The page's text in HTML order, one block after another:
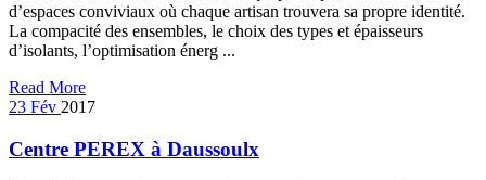
d’espaces conviviaux où chaque artisan trouvera sa propre identité.
La compacité des ensembles, le choix des types et épaisseurs
d’isolants, l’optimisation énerg ...
Read More
23 Fév 2017
Centre PEREX à Daussoulx